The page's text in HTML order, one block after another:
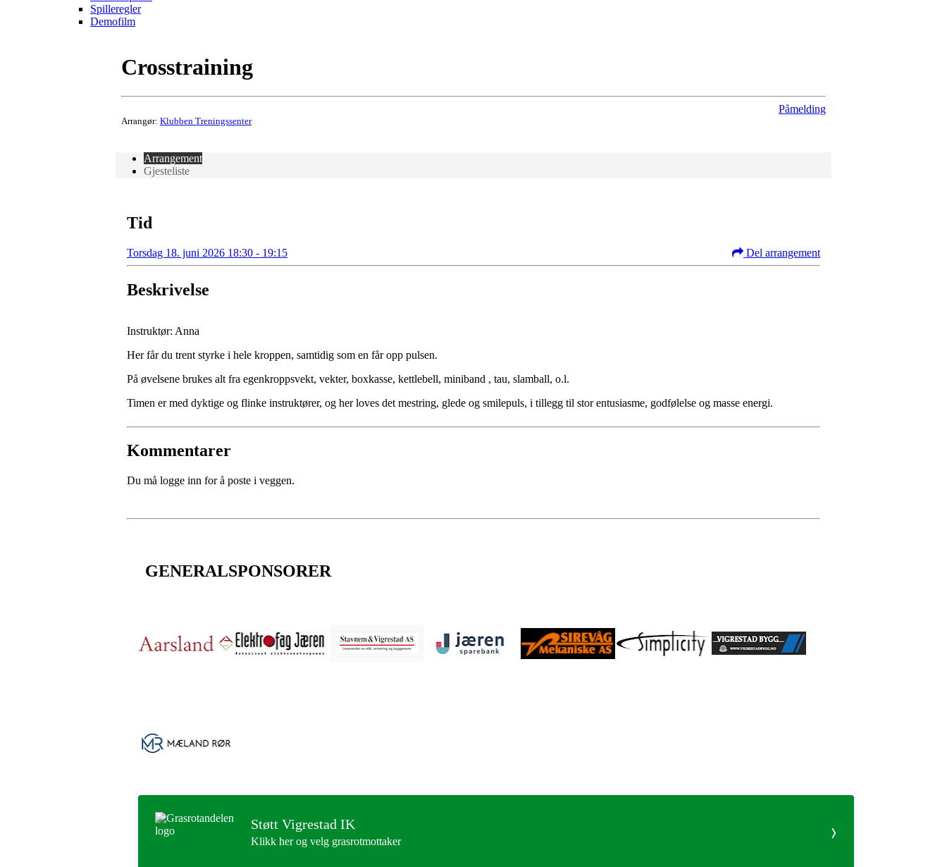
Spilleregler
Demofilm
Crosstraining
Arrangør: Klubben Treningssenter
Påmelding
Arrangement
Gjesteliste
Tid
Torsdag 18. juni 2026 18:30 - 19:15 Del arrangement
Beskrivelse
Instruktør: Anna
Her får du trent styrke i hele kroppen, samtidig som en får opp pulsen.
På øvelsene brukes alt fra egenkroppsvekt, vekter, boxkasse, kettlebell, miniband , tau, slamball, o.l.
Timen er med dyktige og flinke instruktører, og her loves det mestring, glede og smilepuls, i tillegg til stor entusiasme, godfølelse og masse energi.
Kommentarer
Du må logge inn for å poste i veggen.
GENERALSPONSORER
Støtt Vigrestad IK
Klikk her og velg grasrotmottaker